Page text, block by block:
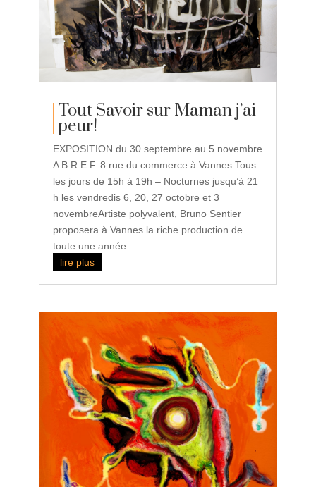
Tout Savoir sur Maman j’ai
peur!
EXPOSITION du 30 septembre au 5 novembre
A B.R.E.F. 8 rue du commerce à Vannes Tous
les jours de 15h à 19h – Nocturnes jusqu’à 21
h les vendredis 6, 20, 27 octobre et 3
novembreArtiste polyvalent, Bruno Sentier
proposera à Vannes la riche production de
toute une année...
lire plus